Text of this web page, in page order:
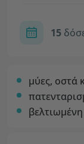
15
μύες, οστά